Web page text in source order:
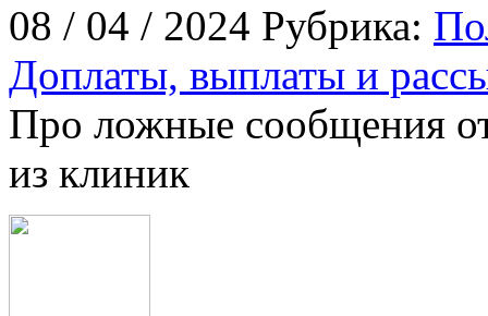
08 / 04 / 2024 Рубрика:
Доплаты, выплаты и
Про ложные сообщения
из клиник